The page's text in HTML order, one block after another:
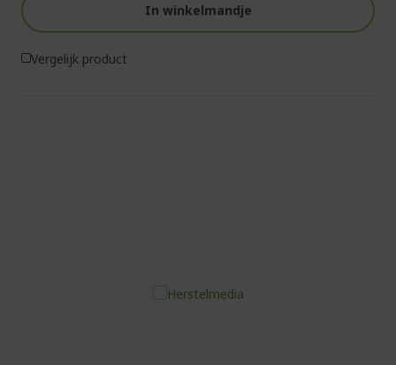
In winkelmandje
Vergelijk product